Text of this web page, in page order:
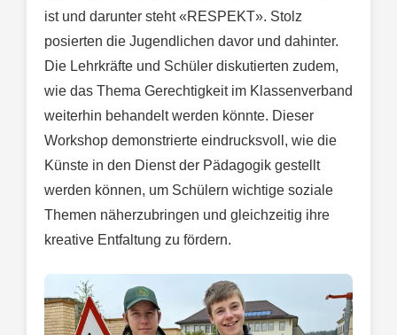
ist und darunter steht «RESPEKT». Stolz
posierten die Jugendlichen davor und dahinter.
Die Lehrkräfte und Schüler diskutierten zudem,
wie das Thema Gerechtigkeit im Klassenverband
weiterhin behandelt werden könnte. Dieser
Workshop demonstrierte eindrucksvoll, wie die
Künste in den Dienst der Pädagogik gestellt
werden können, um Schülern wichtige soziale
Themen näherzubringen und gleichzeitig ihre
kreative Entfaltung zu fördern.